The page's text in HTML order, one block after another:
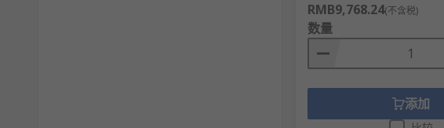
RMB9,768.24(不含税)
数量
添加